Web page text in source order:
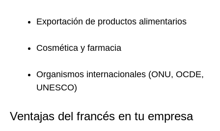
Exportación de productos alimentarios
Cosmética y farmacia
Organismos internacionales (ONU, OCDE,
UNESCO)
Ventajas del francés en tu empresa